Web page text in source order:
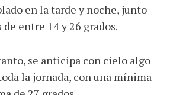
en la tarde y noche, junto
entre 14 y 26 grados.
se anticipa con cielo algo
la jornada, con una mínima